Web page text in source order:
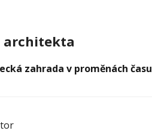
architekta
zahrada v proměnách času